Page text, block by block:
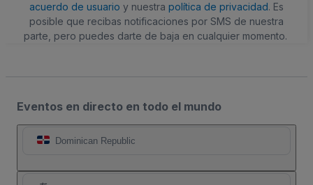
acuerdo de usuario y nuestra política de privacidad. Es
posible que recibas notificaciones por SMS de nuestra
parte, pero puedes darte de baja en cualquier momento.
Eventos en directo en todo el mundo
Dominican Republic